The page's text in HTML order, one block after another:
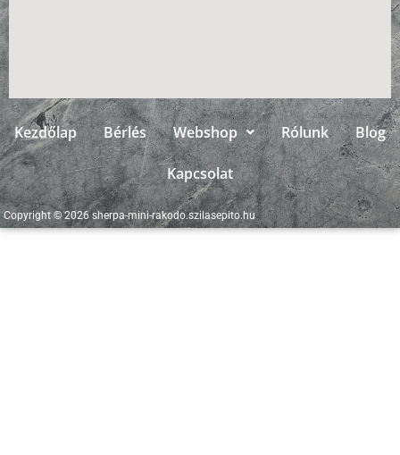
Kezdőlap Bérlés Webshop Rólunk Blog
Kapcsolat
Copyright © 2026 sherpa-mini-rakodo.szilasepito.hu